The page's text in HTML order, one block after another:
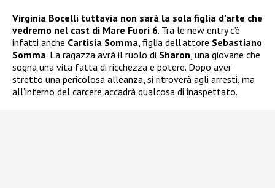
Virginia Bocelli tuttavia non sarà la sola figlia d’arte che
vedremo nel cast di Mare Fuori 6. Tra le new entry c’è
infatti anche Cartisia Somma , figlia dell’attore Sebastiano
Somma. La ragazza avrà il ruolo di Sharon , una giovane che
sogna una vita fatta di ricchezza e potere. Dopo aver
stretto una pericolosa alleanza, si ritroverà agli arresti, ma
all’interno del carcere accadrà qualcosa di inaspettato.